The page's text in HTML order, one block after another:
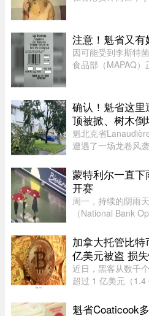
片。她的离去，带
注意！魁省又有
因可能受到李斯特
食品部（MAPAQ
年 7 月 6 日至 16 ...
确认！魁省这
顶被掀、树木倒
魁北克省
遭遇了一场龙卷风
认，当天形成的是
这场龙卷风是在一
蒙特利尔一直
开赛
周一，持续的阴雨
（National Bank
间上午 11 点比赛预
事组委会不得不将
加拿大托管比
亿美元被盗 损
近日，黑客从数千
超过 1 亿美元（
钱包的软件漏洞。
魁省Coaticook